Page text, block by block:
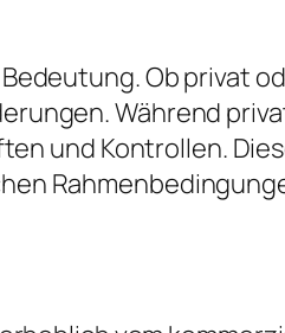
Ob privat
Während
und Kontrollen.